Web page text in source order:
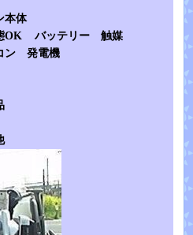
本体
OK バッテリー 触媒
ン 発電機